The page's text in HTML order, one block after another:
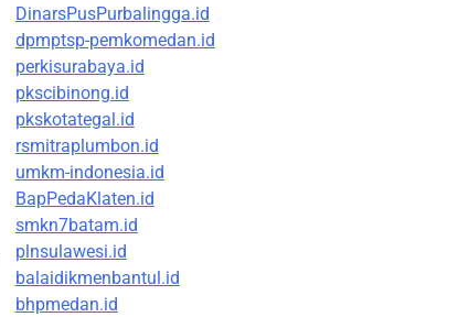
DinarsPusPurbalingga.id
dpmptsp-pemkomedan.id
perkisurabaya.id
pkscibinong.id
pkskotategal.id
rsmitraplumbon.id
umkm-indonesia.id
BapPedaKlaten.id
smkn7batam.id
plnsulawesi.id
balaidikmenbantul.id
bhpmedan.id